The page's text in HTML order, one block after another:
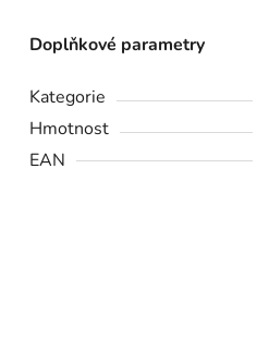
Doplňkové parametry
Kategorie
Hmotnost
EAN